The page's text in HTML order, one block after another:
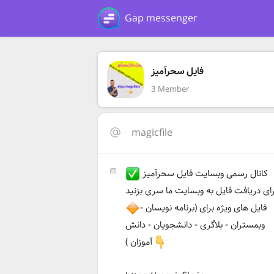
Gap messenger
فایل سحرآمیز
3 Member
magicfile
کانال رسمی وبسایت فایل سحرآمیز
دریافت فایل به وبسایت ما سری بزنید
فایل های ویژه برای (برنامه نویسان -
وبمستران - بلاگری - دانشجویان - دانش
آموزان )